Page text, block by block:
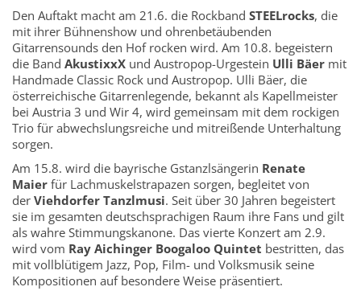
Den Auftakt macht am 21.6. die Rockband STEELrocks, die
mit ihrer Bühnenshow und ohrenbetäubenden
Gitarrensounds den Hof rocken wird. Am 10.8. begeistern
die Band AkustixxX und Austropop-Urgestein Ulli Bäer mit
Handmade Classic Rock und Austropop. Ulli Bäer, die
österreichische Gitarrenlegende, bekannt als Kapellmeister
bei Austria 3 und Wir 4, wird gemeinsam mit dem rockigen
Trio für abwechslungsreiche und mitreißende Unterhaltung
sorgen.
Am 15.8. wird die bayrische Gstanzlsängerin Renate
Maier für Lachmuskelstrapazen sorgen, begleitet von
der Viehdorfer Tanzlmusi. Seit über 30 Jahren begeistert
sie im gesamten deutschsprachigen Raum ihre Fans und gilt
als wahre Stimmungskanone. Das vierte Konzert am 2.9.
wird vom Ray Aichinger Boogaloo Quintet bestritten, das
mit vollblütigem Jazz, Pop, Film- und Volksmusik seine
Kompositionen auf besondere Weise präsentiert.